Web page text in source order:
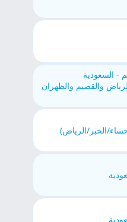
- السعودية
والقصيم والظهران
الخبر/الرياض)